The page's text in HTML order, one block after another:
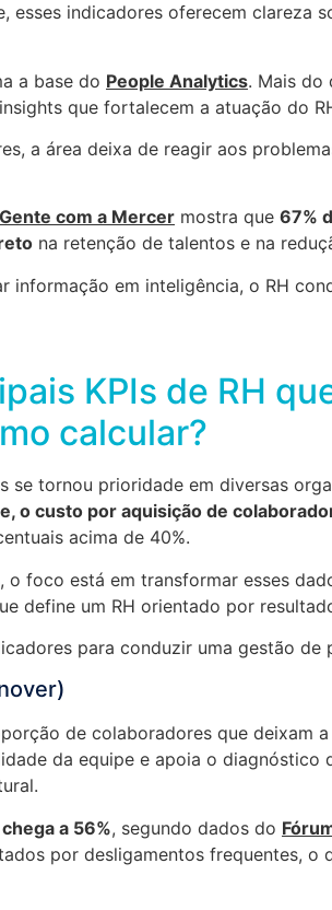
esses indicadores oferecem clareza
a base do People Analytics. Mais do
que fortalecem a atuação do
a área deixa de reagir aos
com a Mercer mostra que 67%
na retenção de talentos e na
informação em inteligência, o RH
KPIs de RH
calcular?
se tornou prioridade em diversas
o custo por aquisição de
acima de 40%.
o foco está em transformar esses
define um RH orientado por
para conduzir uma gestão de
de colaboradores que deixam
da equipe e apoia o diagnóstico
a 56%, segundo dados do
por desligamentos frequentes, o